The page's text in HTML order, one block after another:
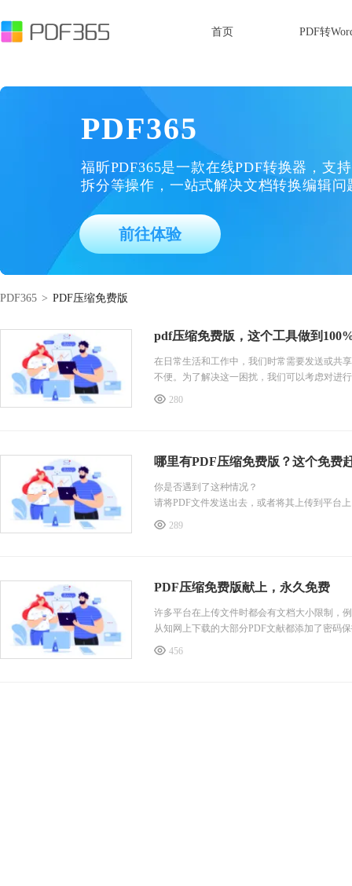
首页 PDF转
PDF365
福昕PDF365是一款在线PDF转换器，支
拆分等操作，一站式解决文档转换编辑问
前往体验
PDF365 > PDF压缩免费版
pdf压缩免费版，这个工具做到
在日常生活和工作中，我们时常需要发送或共
不便。为了解决这一困扰，我们可以考虑对进
您轻松应对PDF文件太大的挑战。
280
哪里有PDF压缩免费版？这个免费
你是否遇到了这种情况？
请将PDF文件发送出去，或者将其上传到平台
传了一半，被告知PDF文件太大无法成功传送。
因此，今天我要向大家介绍一种不受文件大小
工作所需。
由于网站
289
PDF压缩免费版献上，永久免费
许多平台在上传文件时都会有文档大小限制，
从知网上下载的大部分PDF文献都添加了密码
因此，使用PDF编辑器进行页面分割是行不通
456